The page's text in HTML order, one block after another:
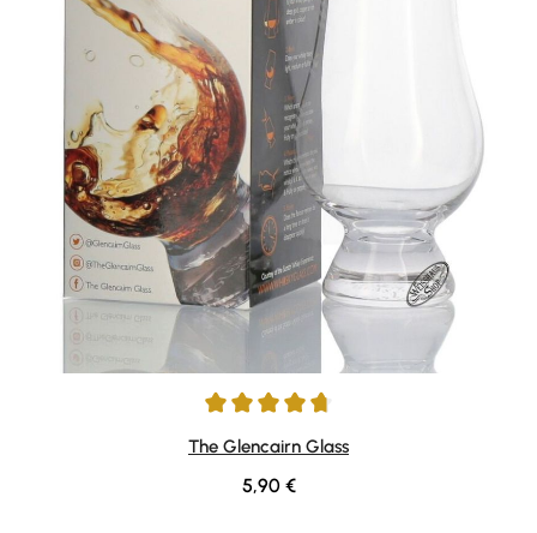
Durchschnittliche Bewertung von 4.84 von 5 Sternen
The Glencairn Glass
Regulärer Preis:
5,90 €